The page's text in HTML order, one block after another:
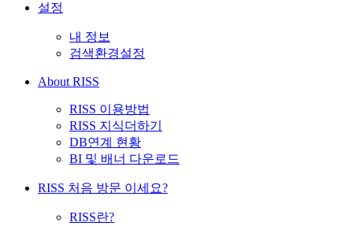
설정
내 정보
검색환경설정
About RISS
RISS 이용방법
RISS 지식더하기
DB연계 현황
BI 및 배너 다운로드
RISS 처음 방문 이세요?
RISS란?